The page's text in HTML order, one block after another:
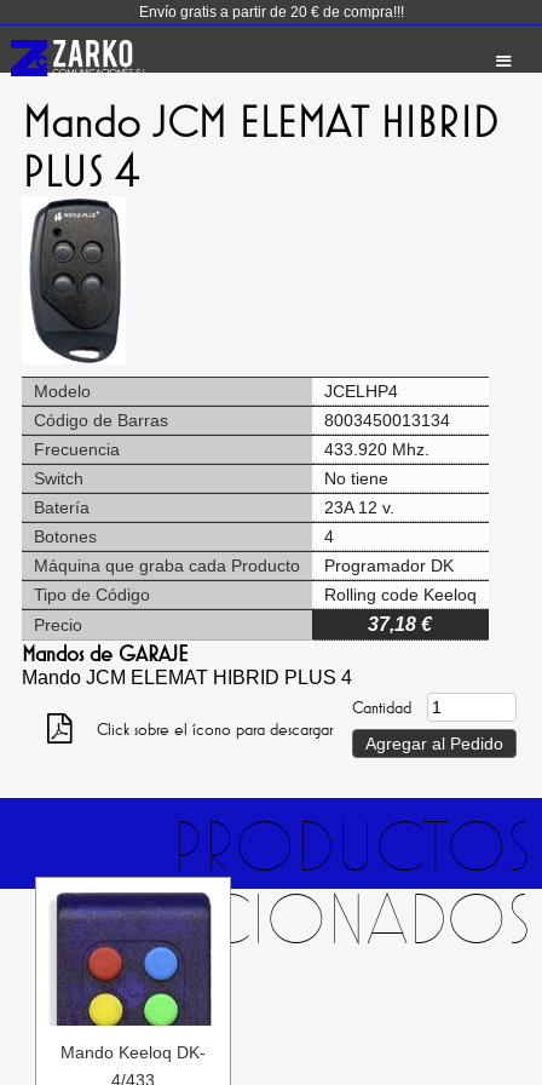
Envío gratis a partir de 20 € de compra!!!
Mando JCM ELEMAT HIBRID
PLUS 4
Modelo
JCELHP4
Código de Barras
8003450013134
Frecuencia
433.920 Mhz.
Switch
No tiene
Batería
23A 12 v.
Botones
4
Máquina que graba cada Producto
Programador DK
Tipo de Código
Rolling code Keeloq
Precio
37,18 €
Mandos de GARAJE
Mando JCM ELEMAT HIBRID PLUS 4
Click sobre el ícono para descargar
Cantidad
PRODUCTOS
RELACIONADOS
Mando Keeloq DK-
4/433